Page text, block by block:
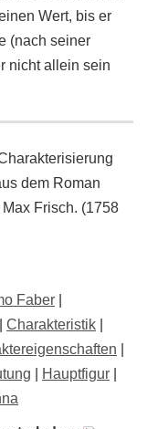
Wert, bis er
(nach seiner
nicht allein sein
dem Roman
Frisch. (1758
Faber
Charakteristik
Hauptfigur